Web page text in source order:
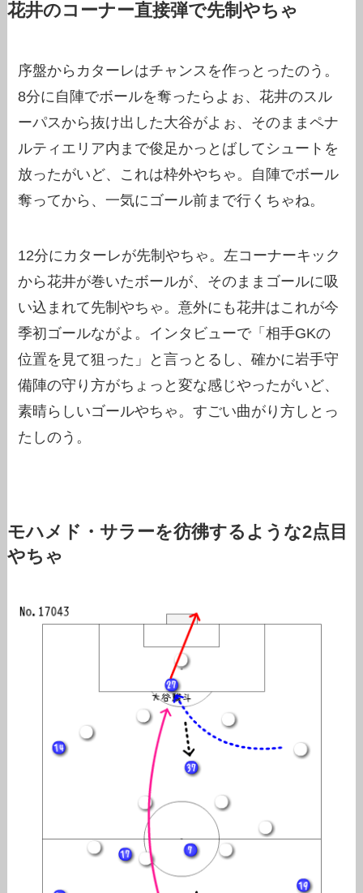
花井のコーナー直接弾で先制やちゃ
序盤からカターレはチャンスを作っとったのう。
8分に自陣でボールを奪ったらよぉ、花井のスル
ーパスから抜け出した大谷がよぉ、そのままペナ
ルティエリア内まで俊足かっとばしてシュートを
放ったがいど、これは枠外やちゃ。自陣でボール
奪ってから、一気にゴール前まで行くちゃね。
12分にカターレが先制やちゃ。左コーナーキック
から花井が巻いたボールが、そのままゴールに吸
い込まれて先制やちゃ。意外にも花井はこれが今
季初ゴールながよ。インタビューで「相手GKの
位置を見て狙った」と言っとるし、確かに岩手守
備陣の守り方がちょっと変な感じやったがいど、
素晴らしいゴールやちゃ。すごい曲がり方しとっ
たしのう。
モハメド・サラーを彷彿するような2点目
やちゃ